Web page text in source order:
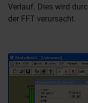
Verlauf. Dies wird
der FFT verursacht.